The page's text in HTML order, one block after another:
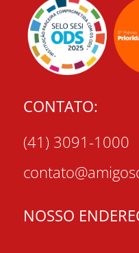
CONTATO:
(41) 3091-1000
NOSSO